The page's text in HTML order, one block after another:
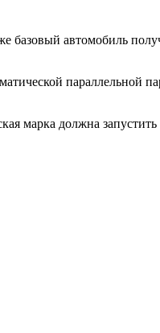
базовый автомобиль
параллельной
марка должна